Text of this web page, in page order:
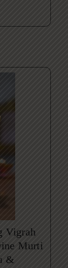
Vigrah
Murti
&